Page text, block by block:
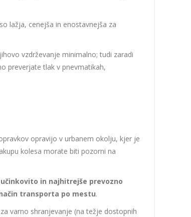
lažja, cenejša in enostavnejša za
vzdrževanje minimalno; tudi zaradi
preverjate tlak v pnevmatikah,
opravijo v urbanem okolju, kjer je
kolesa morate biti pozorni na
in najhitrejše prevozno
transporta po mestu.
varno shranjevanje (na težje dostopnih